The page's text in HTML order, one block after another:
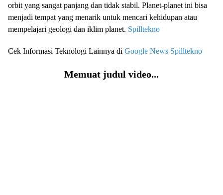
orbit yang sangat panjang dan tidak stabil. Planet-planet ini bisa
menjadi tempat yang menarik untuk mencari kehidupan atau
mempelajari geologi dan iklim planet. Spilltekno
Cek Informasi Teknologi Lainnya di Google News Spilltekno
Memuat judul video...